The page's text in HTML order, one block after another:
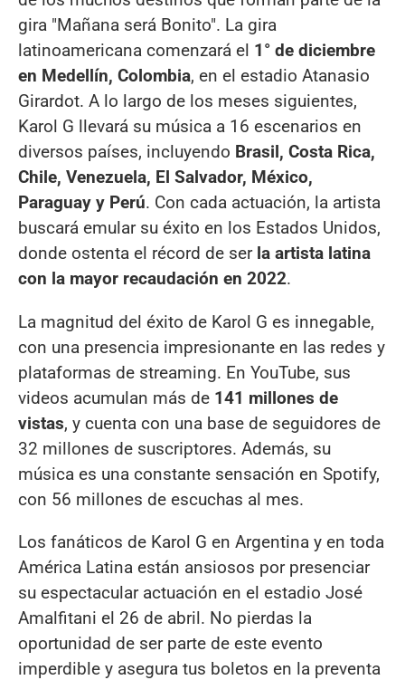
gira "Mañana será Bonito". La gira
latinoamericana comenzará el 1° de diciembre
en Medellín, Colombia, en el estadio Atanasio
Girardot. A lo largo de los meses siguientes,
Karol G llevará su música a 16 escenarios en
diversos países, incluyendo Brasil, Costa Rica,
Chile, Venezuela, El Salvador, México,
Paraguay y Perú. Con cada actuación, la artista
buscará emular su éxito en los Estados Unidos,
donde ostenta el récord de serla artista latina
con la mayor recaudación en 2022.
La magnitud del éxito de Karol G es innegable,
con una presencia impresionante en las redes y
plataformas de streaming. En YouTube, sus
videos acumulan más de 141 millones de
vistas, y cuenta con una base de seguidores de
32 millones de suscriptores. Además, su
música es una constante sensación en Spotify,
con 56 millones de escuchas al mes.
Los fanáticos de Karol G en Argentina y en toda
América Latina están ansiosos por presenciar
su espectacular actuación en el estadio José
Amalfitani el 26 de abril. No pierdas la
oportunidad de ser parte de este evento
imperdible y asegura tus boletos en la preventa